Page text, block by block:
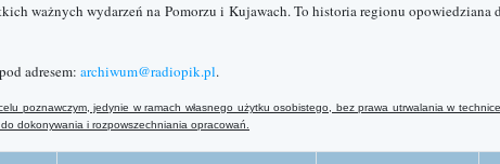
ważnych wydarzeń na Pomorzu i Kujawach. To historia regionu
adresem: archiwum@radiopik.pl.
poznawczym, jedynie w ramach własnego użytku osobistego, bez prawa utrwalania w
dokonywania i rozpowszechniania opracowań.